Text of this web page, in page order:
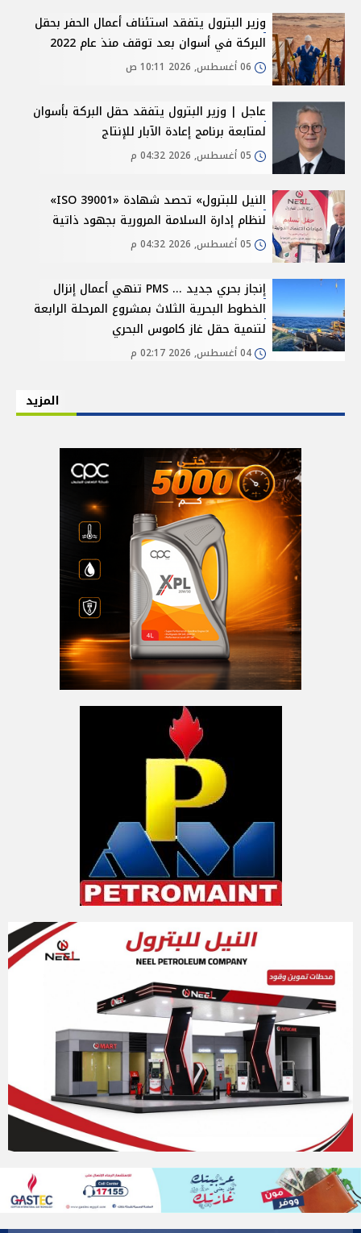
وزير البترول يتفقد استئناف أعمال الحفر بحقل
البركة في أسوان بعد توقف منذ عام 2022
عاجل | وزير البترول يتفقد حقل البركة بأسوان
لمتابعة برنامج إعادة الآبار للإنتاج
النيل للبترول» تحصد شهادة «ISO 39001»
لنظام إدارة السلامة المرورية بجهود ذاتية
إنجاز بحري جديد ... PMS تنهي أعمال إنزال
الخطوط البحرية الثلاث بمشروع المرحلة الرابعة
لتنمية حقل غاز كاموس البحري
المزيد